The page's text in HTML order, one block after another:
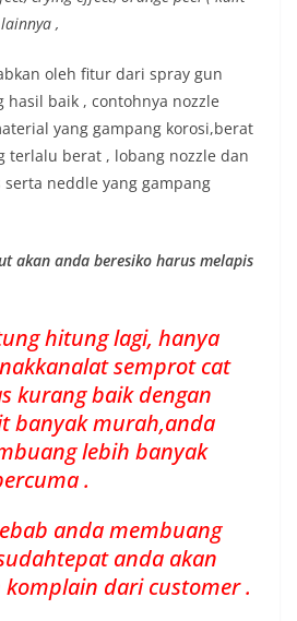
,
oleh fitur dari spray gun
baik , contohnya nozzle
yang gampang korosi,berat
terlalu berat , lobang nozzle dan
neddle yang gampang
akan anda beresiko harus melapis
hitung lagi, hanya
semprot cat
kurang baik dengan
banyak murah,anda
lebih banyak
.
anda membuang
anda akan
dari customer .